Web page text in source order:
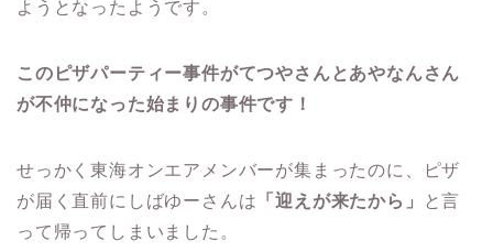
ようとなったようです。
このピザパーティー事件がてつやさんとあやなんさん
が不仲になった始まりの事件です！
せっかく東海オンエアメンバーが集まったのに、ピザ
が届く直前にしばゆーさんは 「迎えが来たから」
と言
って帰ってしまいました。